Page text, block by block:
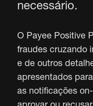
necessário.
O Payee Positive
fraudes cruzando
e de outros
apresentados
as notificações